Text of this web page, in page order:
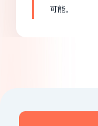
可能。